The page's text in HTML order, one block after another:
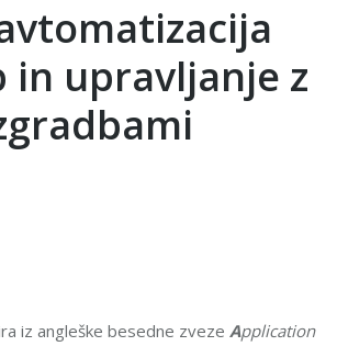
in upravljanje z
iz angleške besedne zveze Application